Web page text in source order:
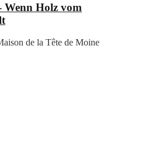
Wenn Holz vom
de la Tête de Moine